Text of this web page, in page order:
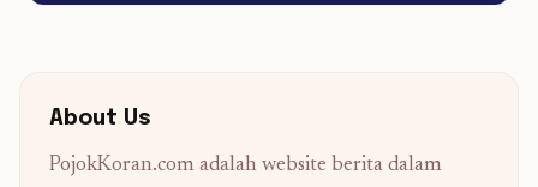
About Us
PojokKoran.com adalah website berita dalam